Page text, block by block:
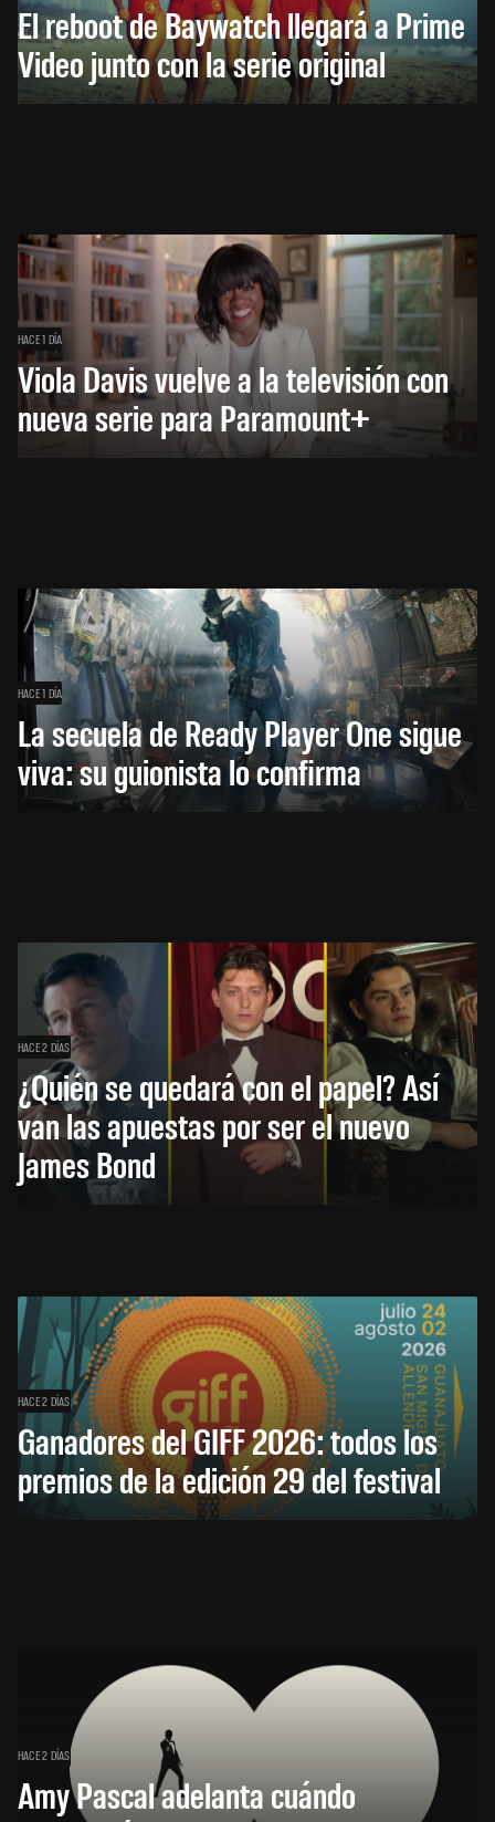
El reboot de Baywatch llegará a Prime
Video junto con la serie original
HACE 1 DÍA
Viola Davis vuelve a la televisión con
nueva serie para Paramount+
HACE 1 DÍA
La secuela de Ready Player One sigue
viva: su guionista lo confirma
HACE 2 DÍAS
¿Quién se quedará con el papel? Así
van las apuestas por ser el nuevo
James Bond
HACE 2 DÍAS
Ganadores del GIFF 2026: todos los
premios de la edición 29 del festival
HACE 2 DÍAS
Amy Pascal adelanta cuándo